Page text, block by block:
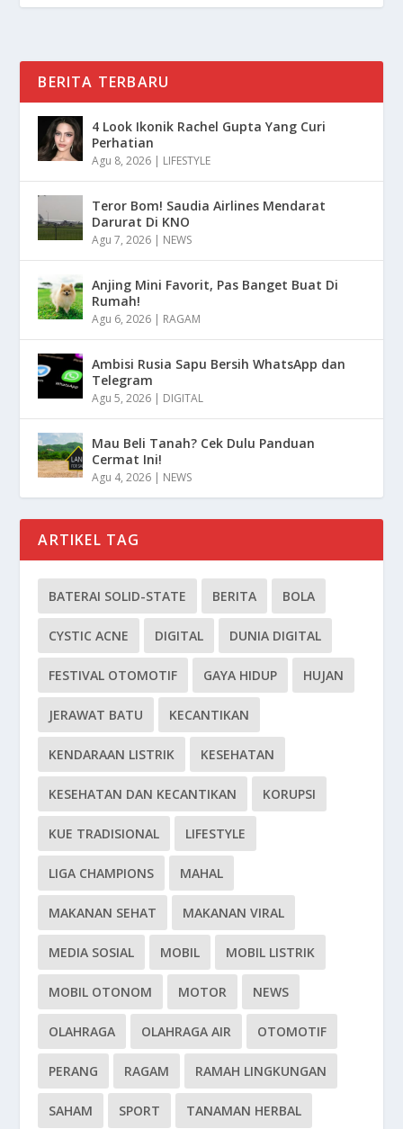
BERITA TERBARU
4 Look Ikonik Rachel Gupta Yang Curi
Perhatian
Agu 8, 2026 | LIFESTYLE
Teror Bom! Saudia Airlines Mendarat
Darurat Di KNO
Agu 7, 2026 | NEWS
Anjing Mini Favorit, Pas Banget Buat Di
Rumah!
Agu 6, 2026 | RAGAM
Ambisi Rusia Sapu Bersih WhatsApp dan
Telegram
Agu 5, 2026 | DIGITAL
Mau Beli Tanah? Cek Dulu Panduan
Cermat Ini!
Agu 4, 2026 | NEWS
ARTIKEL TAG
BATERAI SOLID-STATE BERITA BOLA
CYSTIC ACNE DIGITAL DUNIA DIGITAL
FESTIVAL OTOMOTIF GAYA HIDUP HUJAN
JERAWAT BATU KECANTIKAN
KENDARAAN LISTRIK KESEHATAN
KESEHATAN DAN KECANTIKAN KORUPSI
KUE TRADISIONAL LIFESTYLE
LIGA CHAMPIONS MAHAL
MAKANAN SEHAT MAKANAN VIRAL
MEDIA SOSIAL MOBIL MOBIL LISTRIK
MOBIL OTONOM MOTOR NEWS
OLAHRAGA OLAHRAGA AIR OTOMOTIF
PERANG RAGAM RAMAH LINGKUNGAN
SAHAM SPORT TANAMAN HERBAL